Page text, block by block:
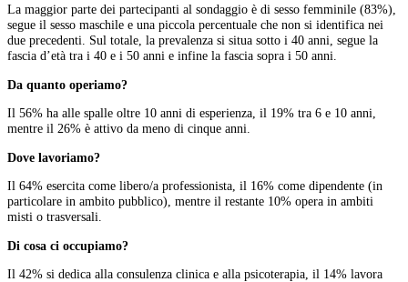
La maggior parte dei partecipanti al sondaggio è di sesso femminile (83%),
segue il sesso maschile e una piccola percentuale che non si identifica nei
due precedenti. Sul totale, la prevalenza si situa sotto i 40 anni, segue la
fascia d’età tra i 40 e i 50 anni e infine la fascia sopra i 50 anni.
Da quanto operiamo?
Il 56% ha alle spalle oltre 10 anni di esperienza, il 19% tra 6 e 10 anni,
mentre il 26% è attivo da meno di cinque anni.
Dove lavoriamo?
Il 64% esercita come libero/a professionista, il 16% come dipendente (in
particolare in ambito pubblico), mentre il restante 10% opera in ambiti
misti o trasversali.
Di cosa ci occupiamo?
Il 42% si dedica alla consulenza clinica e alla psicoterapia, il 14% lavora